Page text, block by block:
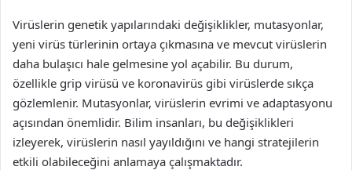
Virüslerin genetik yapılarındaki değişiklikler, mutasyonlar,
yeni virüs türlerinin ortaya çıkmasına ve mevcut virüslerin
daha bulaşıcı hale gelmesine yol açabilir. Bu durum,
özellikle grip virüsü ve koronavirüs gibi virüslerde sıkça
gözlemlenir. Mutasyonlar, virüslerin evrimi ve adaptasyonu
açısından önemlidir. Bilim insanları, bu değişiklikleri
izleyerek, virüslerin nasıl yayıldığını ve hangi stratejilerin
etkili olabileceğini anlamaya çalışmaktadır.